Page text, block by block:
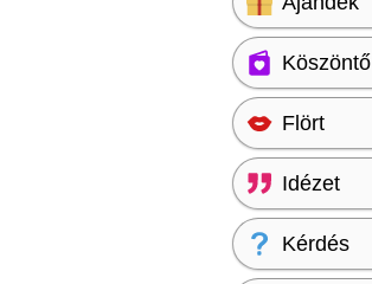
Köszöntő
Flört
Idézet
Kérdés